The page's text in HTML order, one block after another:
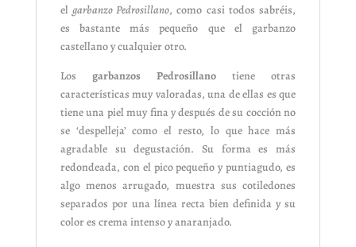
elgarbanzo Pedrosillano, como casi todos sabréis,
es bastante más pequeño que el garbanzo
castellano y cualquier otro.
Losgarbanzos Pedrosillanotiene otras
características muy valoradas, una de ellas es que
tiene una piel muy fina y después de su cocción no
se ‘despelleja’ como el resto, lo que hace más
agradable su degustación. Su forma es más
redondeada, con el pico pequeño y puntiagudo, es
algo menos arrugado, muestra sus cotiledones
separados por una línea recta bien definida y su
color es crema intenso y anaranjado.